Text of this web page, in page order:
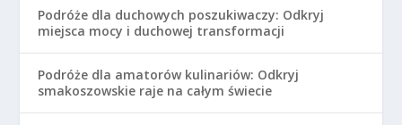
Podróże dla duchowych poszukiwaczy: Odkryj
miejsca mocy i duchowej transformacji
Podróże dla amatorów kulinariów: Odkryj
smakoszowskie raje na całym świecie